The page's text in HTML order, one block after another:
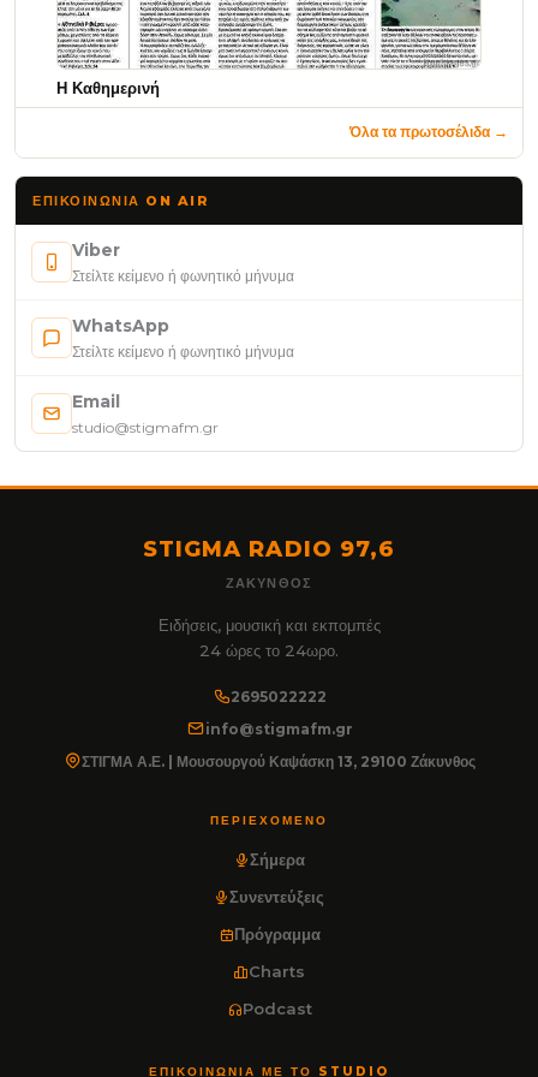
Η Καθημερινή
Όλα τα πρωτοσέλιδα →
ΕΠΙΚΟΙΝΩΝΊΑ ON AIR
Viber
Στείλτε κείμενο ή φωνητικό μήνυμα
WhatsApp
Στείλτε κείμενο ή φωνητικό μήνυμα
Email
studio@stigmafm.gr
STIGMA RADIO 97,6
ΖΆΚΥΝΘΟΣ
Ειδήσεις, μουσική και εκπομπές
24 ώρες το 24ωρο.
2695022222
info@stigmafm.gr
ΣΤΙΓΜΑ Α.Ε. | Μουσουργού Καψάσκη 13, 29100 Ζάκυνθος
ΠΕΡΙΕΧΌΜΕΝΟ
Σήμερα
Συνεντεύξεις
Πρόγραμμα
Charts
Podcast
ΕΠΙΚΟΙΝΩΝΊΑ ΜΕ ΤΟ STUDIO